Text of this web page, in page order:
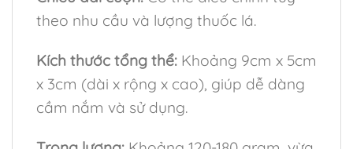
theo nhu cầu và lượng thuốc lá.
Kích thước tổng thể: Khoảng 9cm x 5cm
x 3cm (dài x rộng x cao), giúp dễ dàng
cầm nắm và sử dụng.